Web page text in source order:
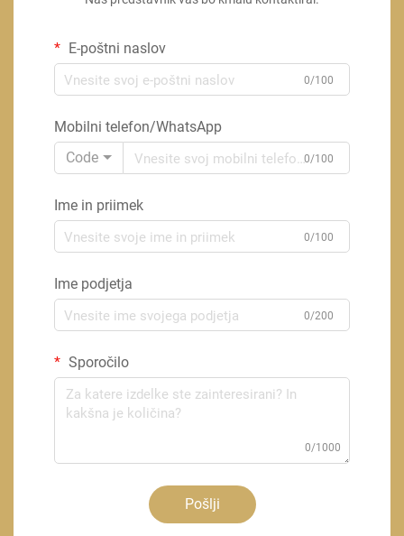
E-poštni naslov
0/100
Mobilni telefon/WhatsApp
Code
0/100
Ime in priimek
0/100
Ime podjetja
0/200
Sporočilo
0/1000
Pošlji